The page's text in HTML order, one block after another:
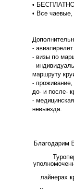
• БЕСПЛАТНО
• Все чаевые,
-
- визы по
-
маршруту
-
до- и после-
-
невыезда.
Благодарим
лайнерах